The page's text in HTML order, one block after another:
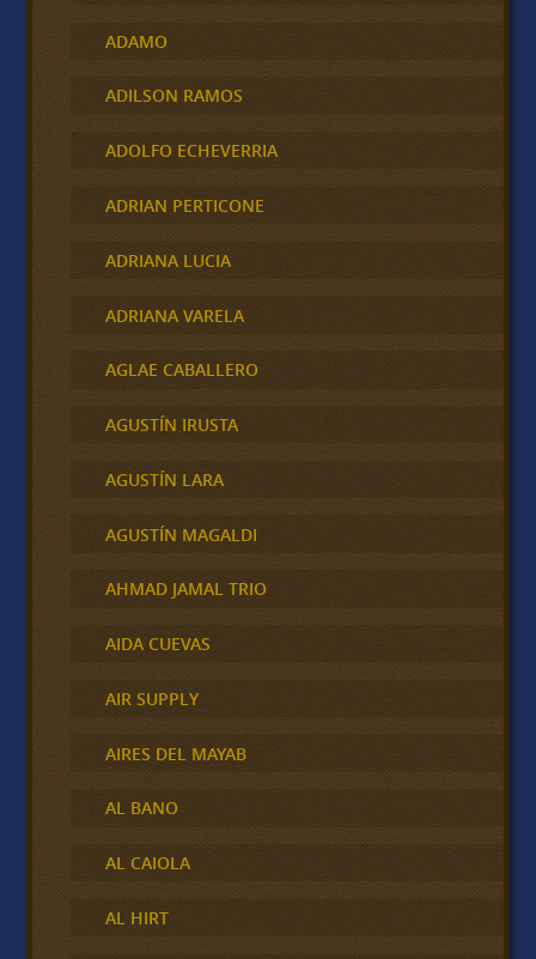
ADAMO
ADILSON RAMOS
ADOLFO ECHEVERRIA
ADRIAN PERTICONE
ADRIANA LUCIA
ADRIANA VARELA
AGLAE CABALLERO
AGUSTÍN IRUSTA
AGUSTÍN LARA
AGUSTÍN MAGALDI
AHMAD JAMAL TRIO
AIDA CUEVAS
AIR SUPPLY
AIRES DEL MAYAB
AL BANO
AL CAIOLA
AL HIRT